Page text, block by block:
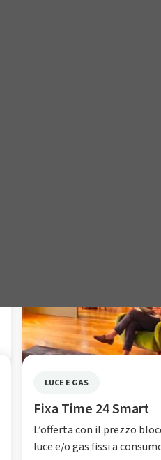
LUCE E GAS
Fixa Time 24 Smart
L’offerta con il prezzo
luce e/o gas fissi a